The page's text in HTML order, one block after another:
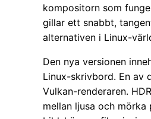
kompositorn som
gillar ett snabbt,
alternativen i Linux-
Den nya versionen
Linux-skrivbord. En av
Vulkan-renderaren.
mellan ljusa och